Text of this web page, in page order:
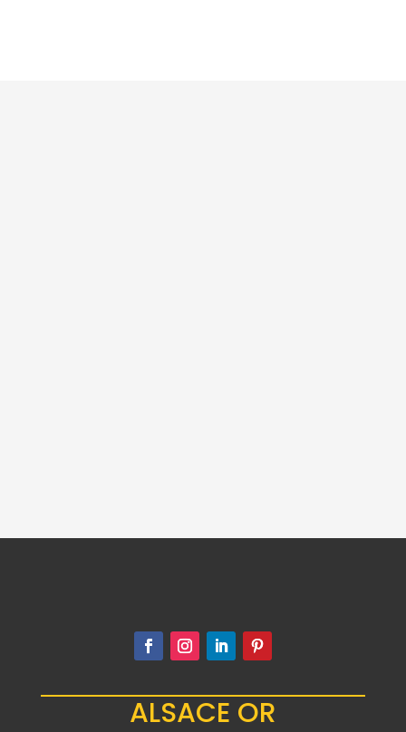
ALSACE OR